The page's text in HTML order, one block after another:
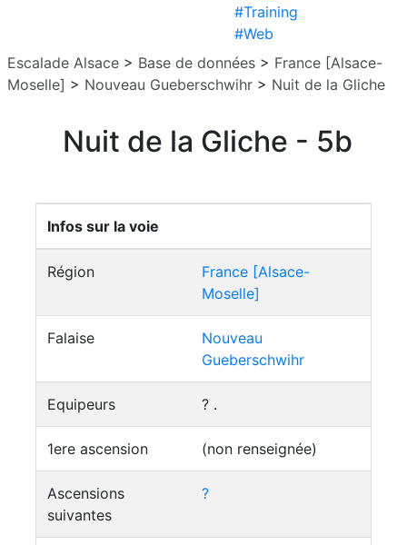
#Training
#Web
Escalade Alsace > Base de données > France [Alsace-
Moselle] > Nouveau Gueberschwihr > Nuit de la Gliche
Nuit de la Gliche - 5b
Infos sur la voie
Région
France [Alsace-
Moselle]
Falaise
Nouveau
Gueberschwihr
Equipeurs ? .
1ere ascension (non renseignée)
Ascensions
suivantes
?